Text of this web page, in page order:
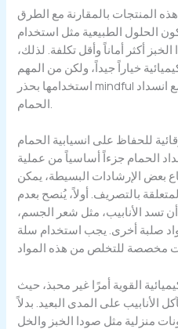
المنتجات بالمقارنة مع الطرق
الحلول الطبيعية مثل استخدام
أكثر أماناً وأقل تكلفة. لذلك،
خياراً جيداً، ولكن من المهم
استخدامها بحذر mindful ضمن إطار خطة شاملة للتعامل مع انسداد
للحفاظ على انسيابية الحمام
الحمام جزءاً أساسياً من عملية
بعض الإرشادات البسيطة، يمكن
بالتصريف. أولاً، يُنصح بعدم
تسد الأنابيب، مثل شعر الجسم،
صلبة أخرى. يجب استخدام سلة
القوية أمرًا غير محبذ، حيث
الأنابيب على المدى البعيد. بدلاً
منزلية مثل صودا الخبز والخل